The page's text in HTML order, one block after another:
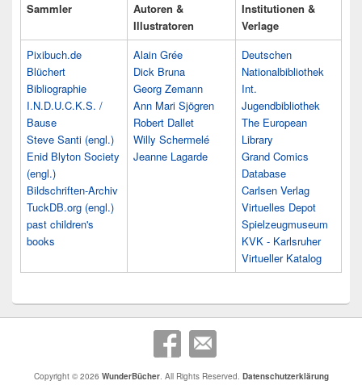
Sammler
Autoren &
Illustratoren
Institutionen &
Verlage
Pixibuch.de
Blüchert
Bibliographie
I.N.D.U.C.K.S. /
Bause
Steve Santi (engl.)
Enid Blyton Society
(engl.)
Bildschriften-Archiv
TuckDB.org (engl.)
past children's
books
Alain Grée
Dick Bruna
Georg Zemann
Ann Mari Sjögren
Robert Dallet
Willy Schermelé
Jeanne Lagarde
Deutschen
Nationalbibliothek
Int.
Jugendbibliothek
The European
Library
Grand Comics
Database
Carlsen Verlag
Virtuelles Depot
Spielzeugmuseum
KVK - Karlsruher
Virtueller Katalog
Copyright © 2026 WunderBücher. All Rights Reserved. Datenschutzerklärung